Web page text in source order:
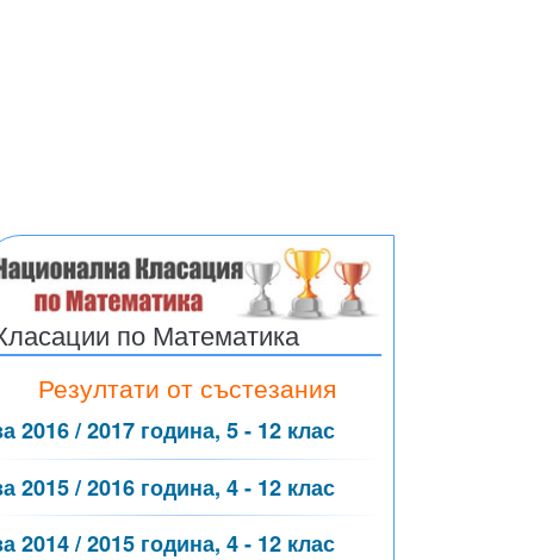
по Математика
Резултати от състезания
2016 / 2017 година, 5 - 12 клас
2015 / 2016 година, 4 - 12 клас
2014 / 2015 година, 4 - 12 клас